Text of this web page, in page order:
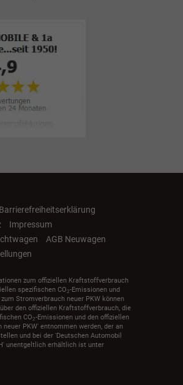
Barrierefreiheitserklärung
Impressum
AGB Neuwagen
zum offiziellen Kraftstoffverbrauch
spezifischen CO2-Emissionen und
Stromverbrauch neuer PKW können
den offiziellen Kraftstoffverbrauch, die
CO2-Emissionen und den offiziellen
neuer PKW' entnommen werden, der an
und bei der 'Deutschen Automobil
unentgeltlich erhältlich ist unter